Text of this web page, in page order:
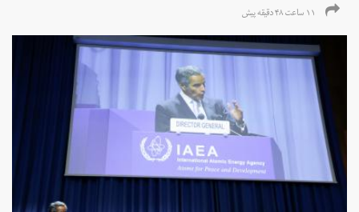
۱۱ ساعت ۴۸ دقیقه پیش